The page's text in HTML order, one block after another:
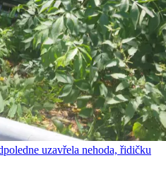
uzavřela nehoda, řidičku